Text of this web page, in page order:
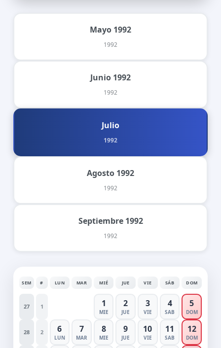
Mayo 1992
1992
Junio 1992
1992
Julio
1992
Agosto 1992
1992
Septiembre 1992
1992
SEM # LUN MAR MIÉ JUE VIE SÁB DOM
27 1 1
MIE
2
JUE
3
VIE
4
SAB
5
DOM
28 2 6
LUN
7
MAR
8
MIE
9
JUE
10
VIE
11
SAB
12
DOM